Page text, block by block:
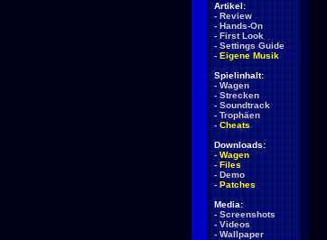
Artikel:
- Review
- Hands-On
- First Look
- Settings Guide
- Eigene Musik
Spielinhalt:
- Wagen
- Strecken
- Soundtrack
- Trophäen
- Cheats
Downloads:
- Wagen
- Files
- Demo
- Patches
Media:
- Screenshots
- Videos
- Wallpaper